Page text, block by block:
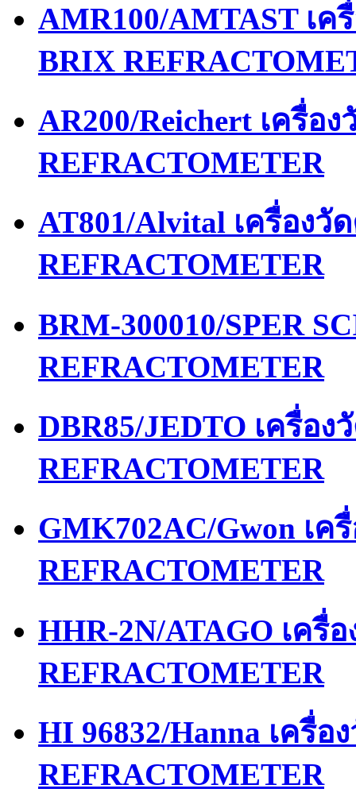
AMR100/AMTAST เ
BRIX
AR200/Reichert เครื่อ
REFRACTOMETER
AT801/Alvital เครื่องวั
REFRACTOMETER
BRM-300010/SPER
REFRACTOMETER
DBR85/JEDTO เครื่อ
REFRACTOMETER
GMK702AC/Gwon เ
REFRACTOMETER
HHR-2N/ATAGO เครื่
REFRACTOMETER
HI 96832/Hanna เครื่
REFRACTOMETER